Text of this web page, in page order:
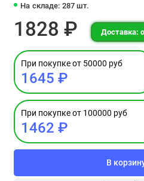
На складе: 287 шт.
1828 ₽ Доставка:
При покупке от 50000 руб
1645 ₽
При покупке от 100000 руб
1462 ₽
В